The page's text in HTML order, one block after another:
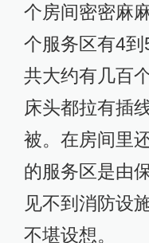
个房间密密麻
个服务区有4
共大约有几百
床头都拉有插
被。在房间里
的服务区是由
见不到消防设
不堪设想。